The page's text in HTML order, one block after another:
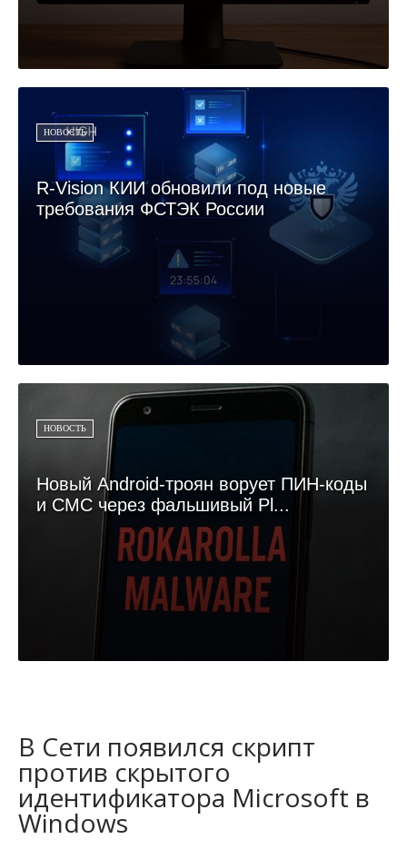
НОВОСТЬ
R-Vision КИИ обновили под новые
требования ФСТЭК России
НОВОСТЬ
Новый Android-троян ворует ПИН-коды
и СМС через фальшивый Pl...
В Сети появился скрипт
против скрытого
идентификатора Microsoft в
Windows